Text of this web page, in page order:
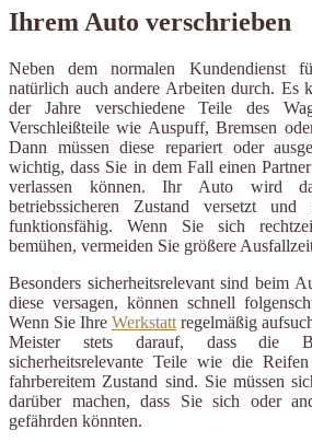
Ihrem Auto verschrieben
Neben dem normalen Kundendienst
natürlich auch andere Arbeiten durch. Es
der Jahre verschiedene Teile des
Verschleißteile wie Auspuff, Bremsen
Dann müssen diese repariert oder
wichtig, dass Sie in dem Fall einen
verlassen können. Ihr Auto wird
betriebssicheren Zustand versetzt
funktionsfähig. Wenn Sie sich
bemühen, vermeiden Sie größere
Besonders sicherheitsrelevant sind beim
diese versagen, können schnell
Wenn Sie Ihre Werkstatt regelmäßig
Meister stets darauf, dass die
sicherheitsrelevante Teile wie die
fahrbereitem Zustand sind. Sie müssen
darüber machen, dass Sie sich oder
gefährden könnten.